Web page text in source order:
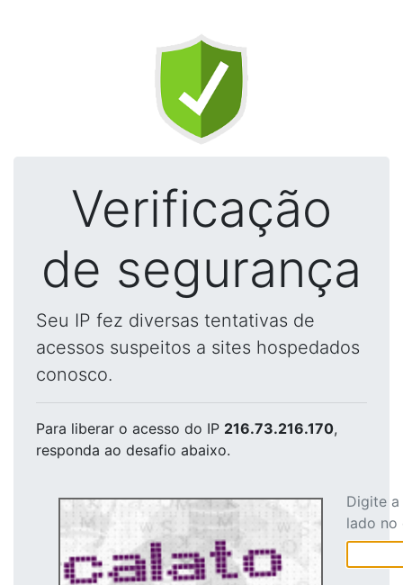
Verificação
de segurança
Seu IP fez diversas tentativas de
acessos suspeitos a sites hospedados
conosco.
Para liberar o acesso do IP 216.73.216.170,
responda ao desafio abaixo.
Digite
lado no